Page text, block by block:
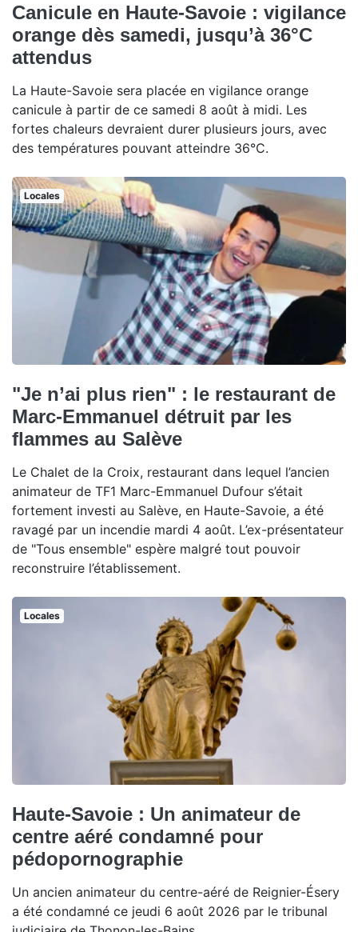
Canicule en Haute-Savoie : vigilance
orange dès samedi, jusqu’à 36°C
attendus
La Haute-Savoie sera placée en vigilance orange
canicule à partir de ce samedi 8 août à midi. Les
fortes chaleurs devraient durer plusieurs jours, avec
des températures pouvant atteindre 36°C.
Locales
"Je n’ai plus rien" : le restaurant de
Marc-Emmanuel détruit par les
flammes au Salève
Le Chalet de la Croix, restaurant dans lequel l’ancien
animateur de TF1 Marc-Emmanuel Dufour s’était
fortement investi au Salève, en Haute-Savoie, a été
ravagé par un incendie mardi 4 août. L’ex-présentateur
de "Tous ensemble" espère malgré tout pouvoir
reconstruire l’établissement.
Locales
Haute-Savoie : Un animateur de
centre aéré condamné pour
pédopornographie
Un ancien animateur du centre-aéré de Reignier-Ésery
a été condamné ce jeudi 6 août 2026 par le tribunal